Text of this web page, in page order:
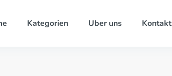
Kategorien Uber uns Kontakt